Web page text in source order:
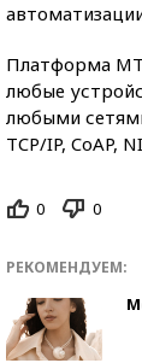
Платформа
любые
любыми
TCP/IP, CoAP,
0 0
РЕКОМЕНДУЕМ: